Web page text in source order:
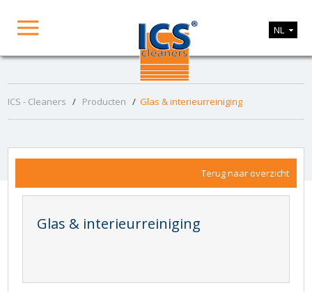
NL
ICS - Cleaners / Producten /Glas & interieurreiniging
Terug naar overzicht
Glas & interieurreiniging